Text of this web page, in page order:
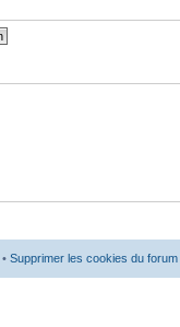
• Supprimer les cookies du forum